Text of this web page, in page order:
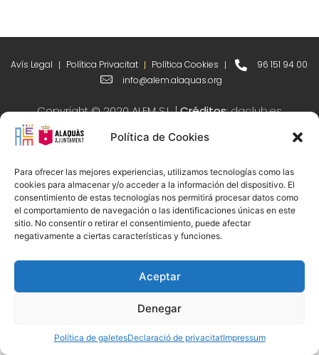
Política de Cookies
Para ofrecer las mejores experiencias, utilizamos tecnologías como las
cookies para almacenar y/o acceder a la información del dispositivo. El
consentimiento de estas tecnologías nos permitirá procesar datos como
el comportamiento de navegación o las identificaciones únicas en este
sitio. No consentir o retirar el consentimiento, puede afectar
negativamente a ciertas características y funciones.
Aceptar
Denegar
Política de galetesDeclaració de privacitatImpressum
Copyright © 2020 ALEM S.L. |Créditos:daclub.es
Avís Legal Política Privacitat Política Cookies
96 151 94 00
info@alem.alaquas.org